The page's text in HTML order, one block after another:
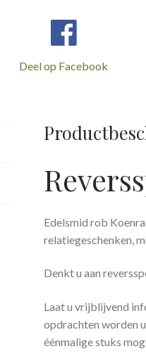
Deel op Facebook
Edelsmid rob
relatiegeschenken,
Denkt u aan
Laat u vrijblijvend
opdrachten worden
éénmalige stuks